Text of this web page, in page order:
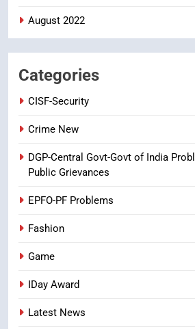
8
Ghee
August 2022
Categories
CISF-Security
Crime New
DGP-Central Govt-Govt of India
Public Grievances
EPFO-PF Problems
Fashion
Game
IDay Award
Latest News